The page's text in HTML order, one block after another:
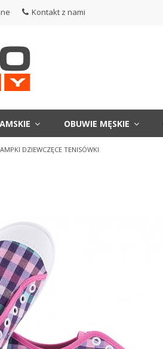
Kontakt z nami
OBUWIE MĘSKIE
DZIEWCZĘCE TENISÓWKI